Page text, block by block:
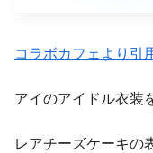
コラボカフェより引
アイのアイドル衣装
レアチーズケーキの